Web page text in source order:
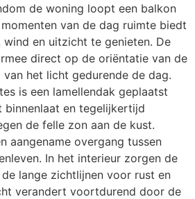
de woning loopt een balkon
van de dag ruimte biedt
en uitzicht te genieten. De
direct op de oriëntatie van de
het licht gedurende de dag.
is een lamellendak geplaatst
en tegelijkertijd
de felle zon aan de kust.
aangename overgang tussen
In het interieur zorgen de
lange zichtlijnen voor rust en
verandert voortdurend door de